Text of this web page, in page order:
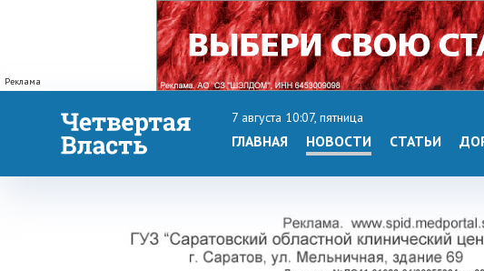
Реклама
7 августа 10:07, пятница
ГЛАВНАЯ НОВОСТИ СТАТЬИ